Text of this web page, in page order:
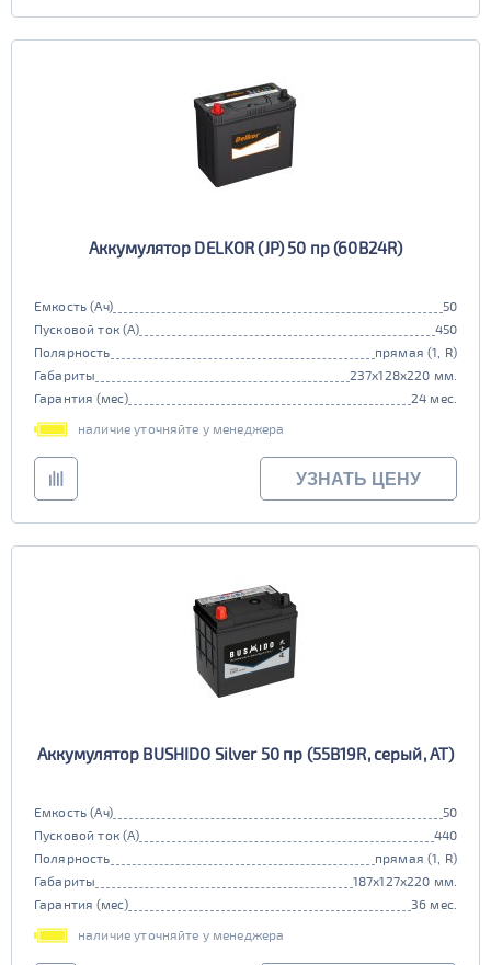
Аккумулятор DELKOR (JP) 50 пр (60B24R)
Емкость (Ач)
50
Пусковой ток (А)
450
Полярность
прямая (1, R)
Габариты
237x128x220 мм.
Гарантия (мес)
24 мес.
наличие уточняйте у менеджера
УЗНАТЬ ЦЕНУ
Аккумулятор BUSHIDO Silver 50 пр (55B19R, серый, AT)
Емкость (Ач)
50
Пусковой ток (А)
440
Полярность
прямая (1, R)
Габариты
187x127x220 мм.
Гарантия (мес)
36 мес.
наличие уточняйте у менеджера